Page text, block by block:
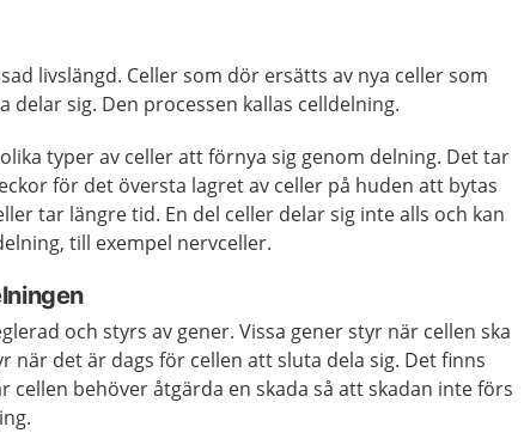
livslängd. Celler som dör ersätts av nya celler som
delar sig. Den processen kallas celldelning.
typer av celler att förnya sig genom delning. Det tar
för det översta lagret av celler på huden att bytas
tar längre tid. En del celler delar sig inte alls och kan
till exempel nervceller.
och styrs av gener. Vissa gener styr när cellen ska
när det är dags för cellen att sluta dela sig. Det finns
cellen behöver åtgärda en skada så att skadan inte förs